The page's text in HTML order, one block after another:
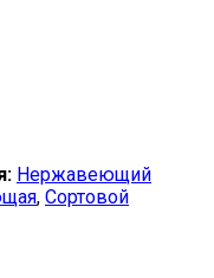
Нержавеющий
, Сортовой